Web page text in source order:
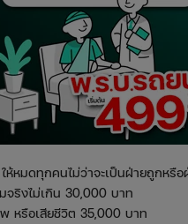
ให้หมดทุกคนไม่ว่าจะเป็นฝ่ายถูกหรือ
จริงไม่เกิน 30,000 บาท
หรือเสียชีวิต 35,000 บาท